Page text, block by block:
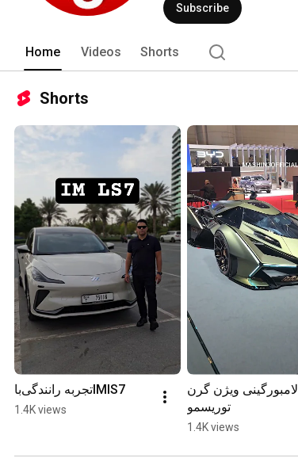
Subscribe
Home Videos Shorts
Shorts
تجربه رانندگی‌باIMlS7
1.4K views
لامبورگینی ویژن گرن
توریسمو
1.4K views